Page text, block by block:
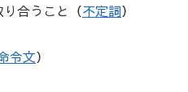
合うこと（不定詞）
令文）